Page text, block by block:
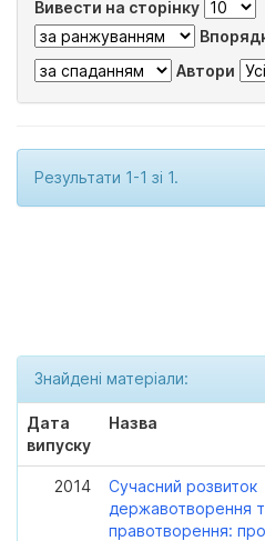
Вивести на сторінку
Автори
Результати 1-1 зі 1.
Знайдені матеріали:
Дата
випуску
Назва
2014
Сучасний розвиток
державотворення
правотворення: